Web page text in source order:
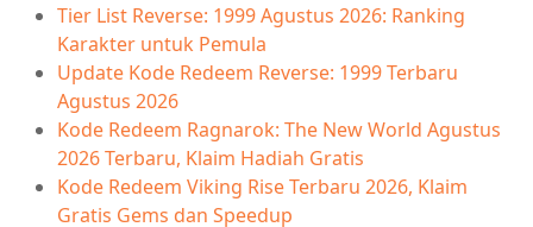
Tier List Reverse: 1999 Agustus 2026: Ranking
Karakter untuk Pemula
Update Kode Redeem Reverse: 1999 Terbaru
Agustus 2026
Kode Redeem Ragnarok: The New World Agustus
2026 Terbaru, Klaim Hadiah Gratis
Kode Redeem Viking Rise Terbaru 2026, Klaim
Gratis Gems dan Speedup